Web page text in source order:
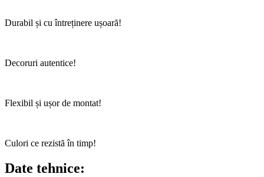
Durabil și cu întreținere ușoară!
Decoruri autentice!
Flexibil și ușor de montat!
Culori ce rezistă în timp!
Date tehnice: